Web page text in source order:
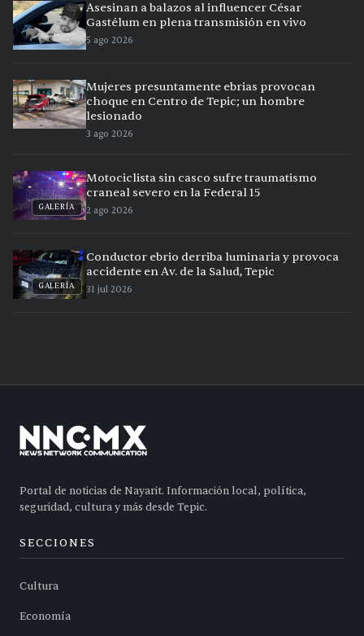
Asesinan a balazos al influencer César
Gastélum en plena transmisión en vivo
5 ago 2026
Mujeres presuntamente ebrias provocan
choque en Centro de Tepic; un hombre
lesionado
3 ago 2026
GALERÍA
Motociclista sin casco sufre traumatismo
craneal severo en la Federal 15
2 ago 2026
GALERÍA
Conductor ebrio derriba luminaria y provoca
accidente en Av. de la Salud, Tepic
31 jul 2026
Portal de noticias de Nayarit. Información local, política,
seguridad, cultura y más desde Tepic.
SECCIONES
Cultura
Economía